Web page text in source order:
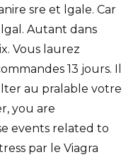
sre et lgale. Car
Autant dans
Vous laurez
13 jours. Il
au pralable votre
you are
events related to
par le Viagra